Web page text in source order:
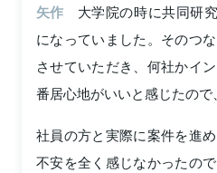
矢作
大学院の時に共同研
になっていました。そのつ
させていただき、何社かイ
番居心地がいいと感じたので
社員の方と実際に案件を進
不安を全く感じなかったの